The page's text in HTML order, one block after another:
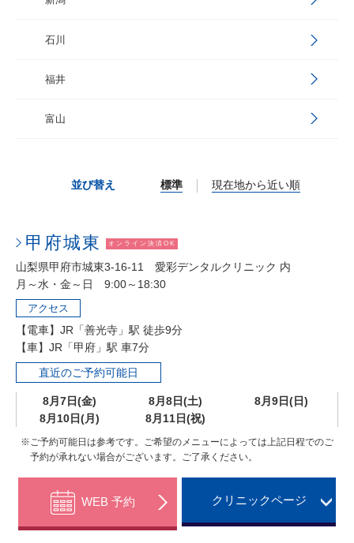
石川
福井
富山
並び替え 標準 現在地から近い順
甲府城東 オンライン決済OK
山梨県甲府市城東3-16-11 愛彩デンタルクリニック 内
月～水・金～日 9:00～18:30
アクセス
【電車】JR「善光寺」駅 徒歩9分
【車】JR「甲府」駅 車7分
直近のご予約可能日
8月7日(金) 8月8日(土)
8月9日(日)
8月10日(月)
8月11日(祝)
※ご予約可能日は参考です。ご希望のメニューによっては上記日程でのご
予約が承れない場合がございます。ご了承ください。
WEB 予約 クリニックページ